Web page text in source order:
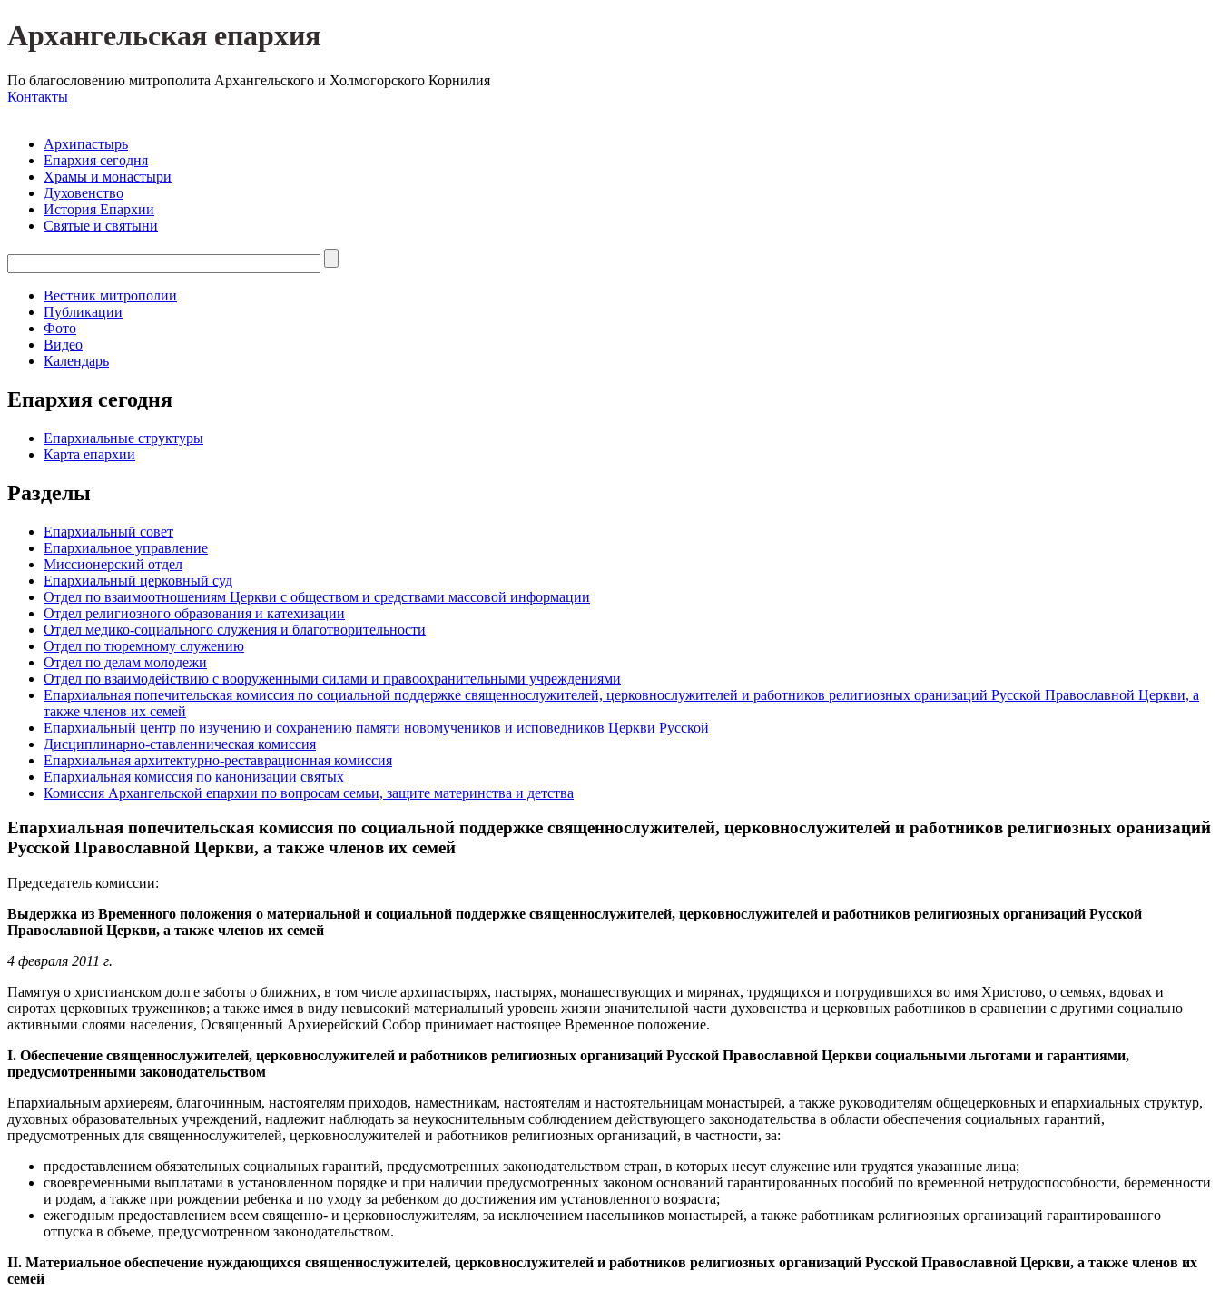
Архангельская епархия
По благословению митрополита Архангельского и Холмогорского Корнилия
Контакты
Архипастырь
Епархия сегодня
Храмы и монастыри
Духовенство
История Епархии
Святые и святыни
Вестник митрополии
Публикации
Фото
Видео
Календарь
Епархия сегодня
Епархиальные структуры
Карта епархии
Разделы
Епархиальный совет
Епархиальное управление
Миссионерский отдел
Епархиальный церковный суд
Отдел по взаимоотношениям Церкви с обществом и средствами массовой информации
Отдел религиозного образования и катехизации
Отдел медико-социального служения и благотворительности
Отдел по тюремному служению
Отдел по делам молодежи
Отдел по взаимодействию с вооруженными силами и правоохранительными учреждениями
Епархиальная попечительская комиссия по социальной поддержке священнослужителей, церковнослужителей и работников религиозных оранизаций Русской Православной Церкви, а
также членов их семей
Епархиальный центр по изучению и сохранению памяти новомучеников и исповедников Церкви Русской
Дисциплинарно-ставленническая комиссия
Епархиальная архитектурно-реставрационная комиссия
Епархиальная комиссия по канонизации святых
Комиссия Архангельской епархии по вопросам семьи, защите материнства и детства
Епархиальная попечительская комиссия по социальной поддержке священнослужителей, церковнослужителей и работников религиозных оранизаций
Русской Православной Церкви, а также членов их семей
Председатель комиссии:
Выдержка из Временного положения о материальной и социальной поддержке священнослужителей, церковнослужителей и работников религиозных организаций Русской
Православной Церкви, а также членов их семей
4 февраля 2011 г.
Памятуя о христианском долге заботы о ближних, в том числе архипастырях, пастырях, монашествующих и мирянах, трудящихся и потрудившихся во имя Христово, о семьях, вдовах и
сиротах церковных тружеников; а также имея в виду невысокий материальный уровень жизни значительной части духовенства и церковных работников в сравнении с другими социально
активными слоями населения, Освященный Архиерейский Собор принимает настоящее Временное положение.
I. Обеспечение священнослужителей, церковнослужителей и работников религиозных организаций Русской Православной Церкви социальными льготами и гарантиями,
предусмотренными законодательством
Епархиальным архиереям, благочинным, настоятелям приходов, наместникам, настоятелям и настоятельницам монастырей, а также руководителям общецерковных и епархиальных структур,
духовных образовательных учреждений, надлежит наблюдать за неукоснительным соблюдением действующего законодательства в области обеспечения социальных гарантий,
предусмотренных для священнослужителей, церковнослужителей и работников религиозных организаций, в частности, за:
предоставлением обязательных социальных гарантий, предусмотренных законодательством стран, в которых несут служение или трудятся указанные лица;
своевременными выплатами в установленном порядке и при наличии предусмотренных законом оснований гарантированных пособий по временной нетрудоспособности, беременности
и родам, а также при рождении ребенка и по уходу за ребенком до достижения им установленного возраста;
ежегодным предоставлением всем священно- и церковнослужителям, за исключением насельников монастырей, а также работникам религиозных организаций гарантированного
отпуска в объеме, предусмотренном законодательством.
II. Материальное обеспечение нуждающихся священнослужителей, церковнослужителей и работников религиозных организаций Русской Православной Церкви, а также членов их
семей